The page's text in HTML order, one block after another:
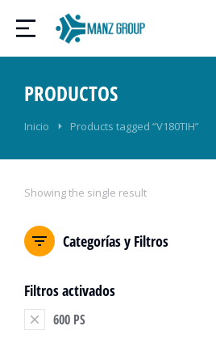
PRODUCTOS
Estás aquí:
Inicio Products tagged “V180TIH”
Showing the single result
Categorías y Filtros
Filtros activados
600 PS